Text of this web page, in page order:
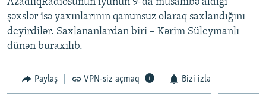
şəxslər isə yaxınlarının qanunsuz olaraq saxlandığını
deyirdilər. Saxlananlardan biri – Kərim Süleymanlı
dünən buraxılıb.
Paylaş VPN-siz açmaq Bizi izlə